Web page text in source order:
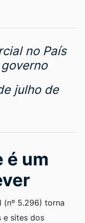
no País
julho de
é um
(nº 5.296) torna
sites dos